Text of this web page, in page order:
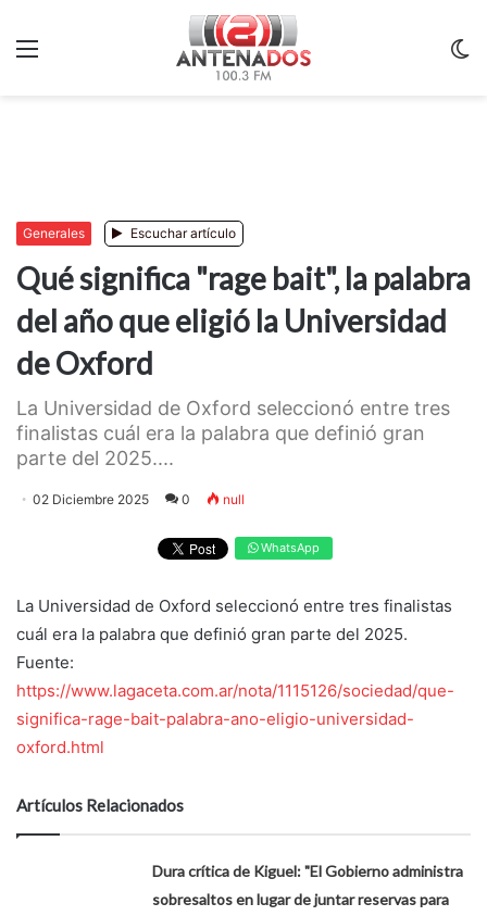
Generales Escuchar artículo
Qué significa "rage bait", la palabra
del año que eligió la Universidad
de Oxford
La Universidad de Oxford seleccionó entre tres
finalistas cuál era la palabra que definió gran
parte del 2025....
02 Diciembre 2025 0 null
WhatsApp
La Universidad de Oxford seleccionó entre tres finalistas
cuál era la palabra que definió gran parte del 2025.
Fuente:
https://www.lagaceta.com.ar/nota/1115126/sociedad/que-
significa-rage-bait-palabra-ano-eligio-universidad-
oxford.html
Artículos Relacionados
Dura crítica de Kiguel: "El Gobierno administra
sobresaltos en lugar de juntar reservas para